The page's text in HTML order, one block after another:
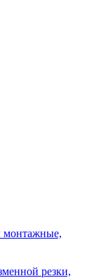
монтажные,
резки,